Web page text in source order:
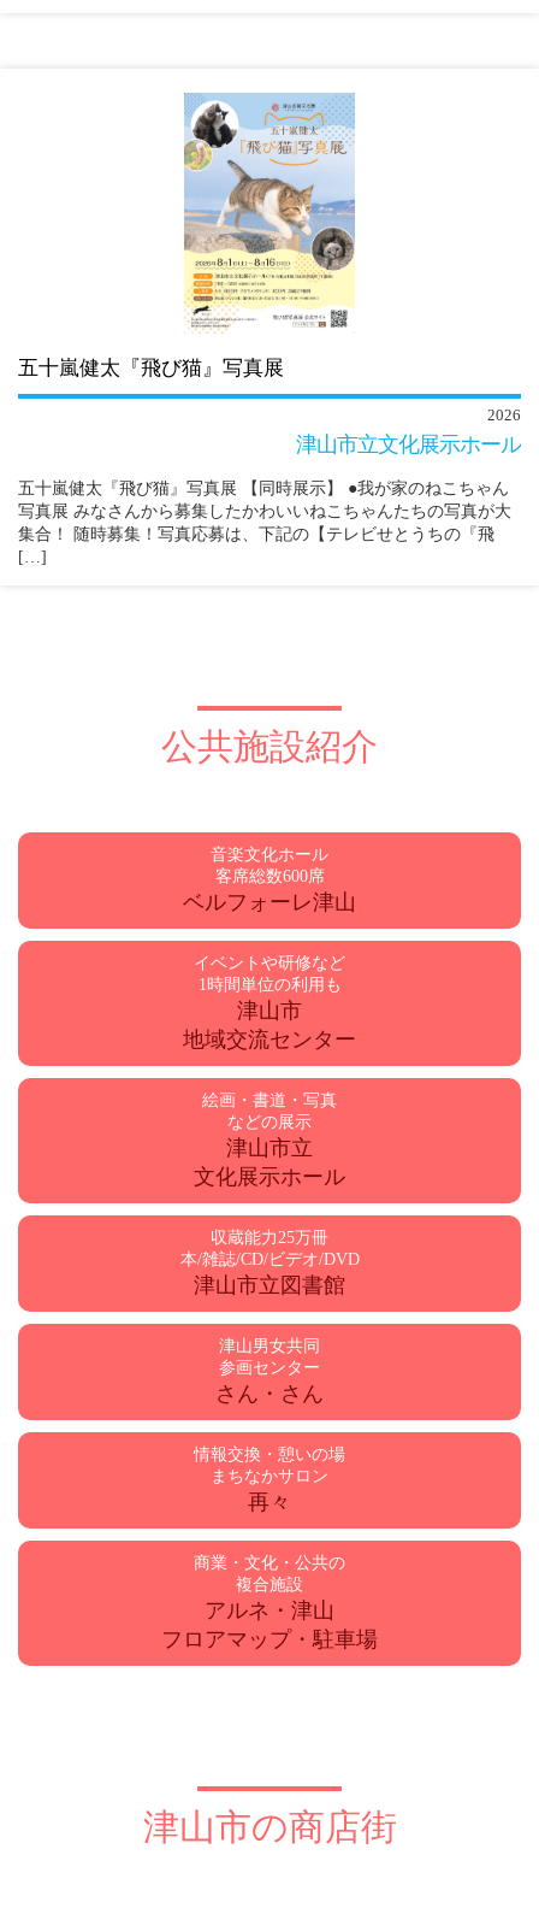
五十嵐健太『飛び猫』写真展
2026
津山市立文化展示ホール
五十嵐健太『飛び猫』写真展 【同時展示】 ●我が家のねこちゃん
写真展 みなさんから募集したかわいいねこちゃんたちの写真が大
集合！ 随時募集！写真応募は、下記の【テレビせとうちの『飛
[…]
公共施設紹介
音楽文化ホール
客席総数600席
ベルフォーレ津山
イベントや研修など
1時間単位の利用も
津山市
地域交流センター
絵画・書道・写真
などの展示
津山市立
文化展示ホール
収蔵能力25万冊
本/雑誌/CD/ビデオ/DVD
津山市立図書館
津山男女共同
参画センター
さん・さん
情報交換・憩いの場
まちなかサロン
再々
商業・文化・公共の
複合施設
アルネ・津山
フロアマップ・駐車場
津山市の商店街